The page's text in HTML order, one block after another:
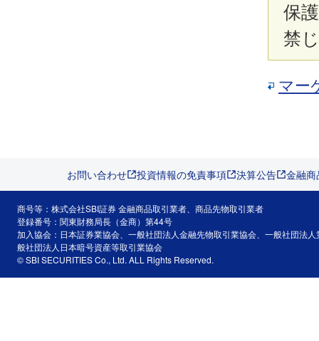
保
禁
マー
お問い合わせ 投資情報の免責事項 決算公告 金融
商号等：株式会社SBI証券 金融商品取引業者、商品先物取引業者
登録番号：関東財務局長（金商）第44号
加入協会：日本証券業協会、一般社団法人金融先物取引業協会、一般社団法
般社団法人日本暗号資産等取引業協会
© SBI SECURITIES Co., Ltd. ALL Rights Reserved.